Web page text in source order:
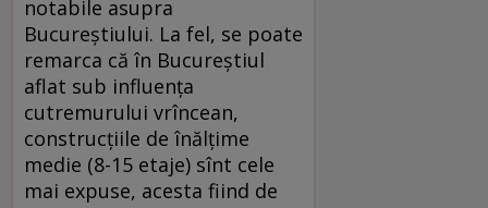
notabile asupra
Bucureştiului. La fel, se poate
remarca că în Bucureştiul
aflat sub influenţa
cutremurului vrîncean,
construcţiile de înălţime
medie (8-15 etaje) sînt cele
mai expuse, acesta fiind de